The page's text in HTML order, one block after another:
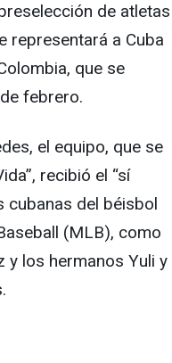
de atletas
representará a Cuba
que se
febrero.
el equipo, que se
recibió el “sí
cubanas del béisbol
(MLB), como
y los hermanos Yuli y